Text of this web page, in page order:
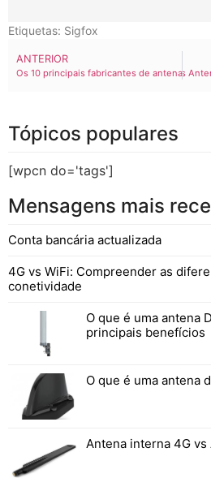
Etiquetas: Sigfox
Antena Wi-Fi Vs
ANTERIOR
Os 10 principais fabricantes de antenas
Tópicos populares
[wpcn do='tags']
Mensagens mais
Conta bancária actualizada
4G vs WiFi: Compreender as
conetividade
O que é uma antena
principais benefícios
O que é uma antena
Antena interna 4G